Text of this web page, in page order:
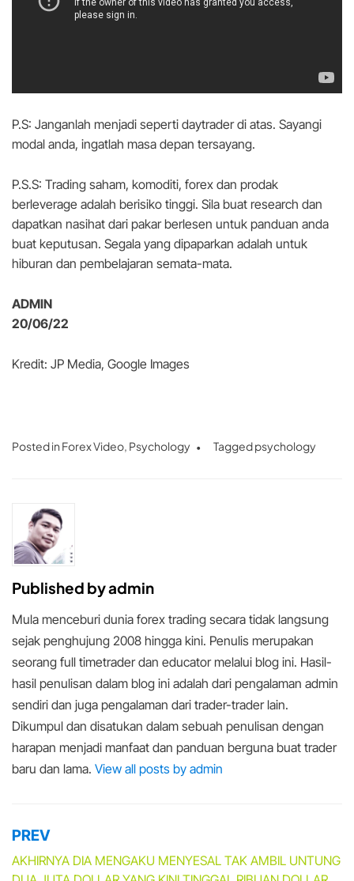
P.S: Janganlah menjadi seperti daytrader di atas. Sayangi
modal anda, ingatlah masa depan tersayang.
P.S.S: Trading saham, komoditi, forex dan prodak
berleverage adalah berisiko tinggi. Sila buat research dan
dapatkan nasihat dari pakar berlesen untuk panduan anda
buat keputusan. Segala yang dipaparkan adalah untuk
hiburan dan pembelajaran semata-mata.
ADMIN
20/06/22
Kredit: JP Media, Google Images
Posted in Forex Video Psychology Taggedpsychology
Published byadmin
Mula menceburi dunia forex trading secara tidak langsung
sejak penghujung 2008 hingga kini. Penulis merupakan
seorang full timetrader dan educator melalui blog ini. Hasil-
hasil penulisan dalam blog ini adalah dari pengalaman admin
sendiri dan juga pengalaman dari trader-trader lain.
Dikumpul dan disatukan dalam sebuah penulisan dengan
harapan menjadi manfaat dan panduan berguna buat trader
baru dan lama. View all posts by admin
Post
navigation
PREV
AKHIRNYA DIA MENGAKU MENYESAL TAK AMBIL UNTUNG